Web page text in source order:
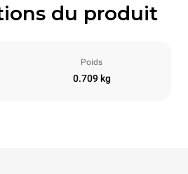
du produit
Poids
0.709 kg